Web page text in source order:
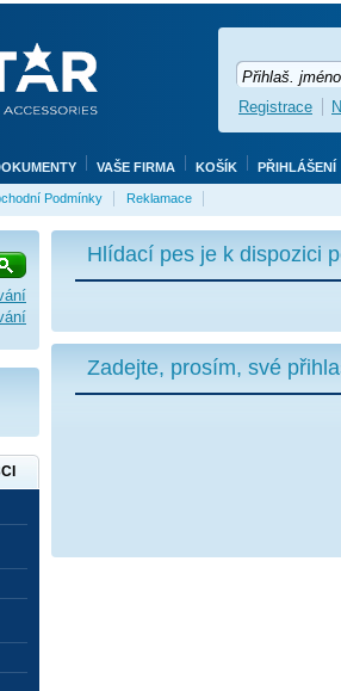
Hlídací pes je k dispozici
Zadejte, prosím, své
VAŠE FIRMA KOŠÍK PŘIHLÁŠENÍ
Podmínky Reklamace
Registrace